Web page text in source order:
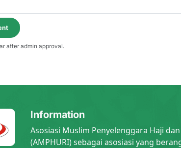
after admin approval.
Information
Asosiasi Muslim Penyelenggara Haji
(AMPHURI) sebagai asosiasi yang